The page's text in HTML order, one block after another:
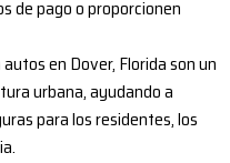
de pago o proporcionen
en Dover, Florida son un
urbana, ayudando a
para los residentes, los